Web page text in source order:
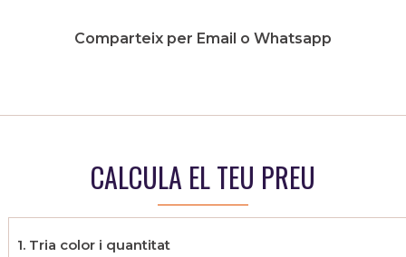
Comparteix per Email o Whatsapp
CALCULA EL TEU PREU
1. Tria color i quantitat